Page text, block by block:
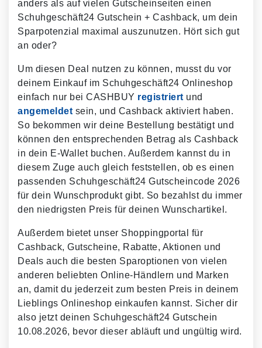
anders als auf vielen Gutscheinseiten einen
Schuhgeschäft24 Gutschein + Cashback, um dein
Sparpotenzial maximal auszunutzen. Hört sich gut
an oder?
Um diesen Deal nutzen zu können, musst du vor
deinem Einkauf im Schuhgeschäft24 Onlineshop
einfach nur bei CASHBUY registriert und
angemeldet sein, und Cashback aktiviert haben.
So bekommen wir deine Bestellung bestätigt und
können den entsprechenden Betrag als Cashback
in dein E-Wallet buchen. Außerdem kannst du in
diesem Zuge auch gleich feststellen, ob es einen
passenden Schuhgeschäft24 Gutscheincode 2026
für dein Wunschprodukt gibt. So bezahlst du immer
den niedrigsten Preis für deinen Wunschartikel.
Außerdem bietet unser Shoppingportal für
Cashback, Gutscheine, Rabatte, Aktionen und
Deals auch die besten Sparoptionen von vielen
anderen beliebten Online-Händlern und Marken
an, damit du jederzeit zum besten Preis in deinem
Lieblings Onlineshop einkaufen kannst. Sicher dir
also jetzt deinen Schuhgeschäft24 Gutschein
10.08.2026, bevor dieser abläuft und ungültig wird.